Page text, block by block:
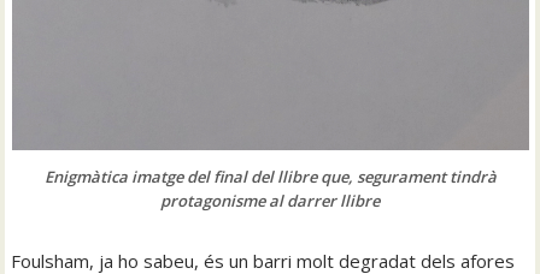
Enigmàtica imatge del final del llibre que, segurament tindrà
protagonisme al darrer llibre
Foulsham, ja ho sabeu, és un barri molt degradat dels afores